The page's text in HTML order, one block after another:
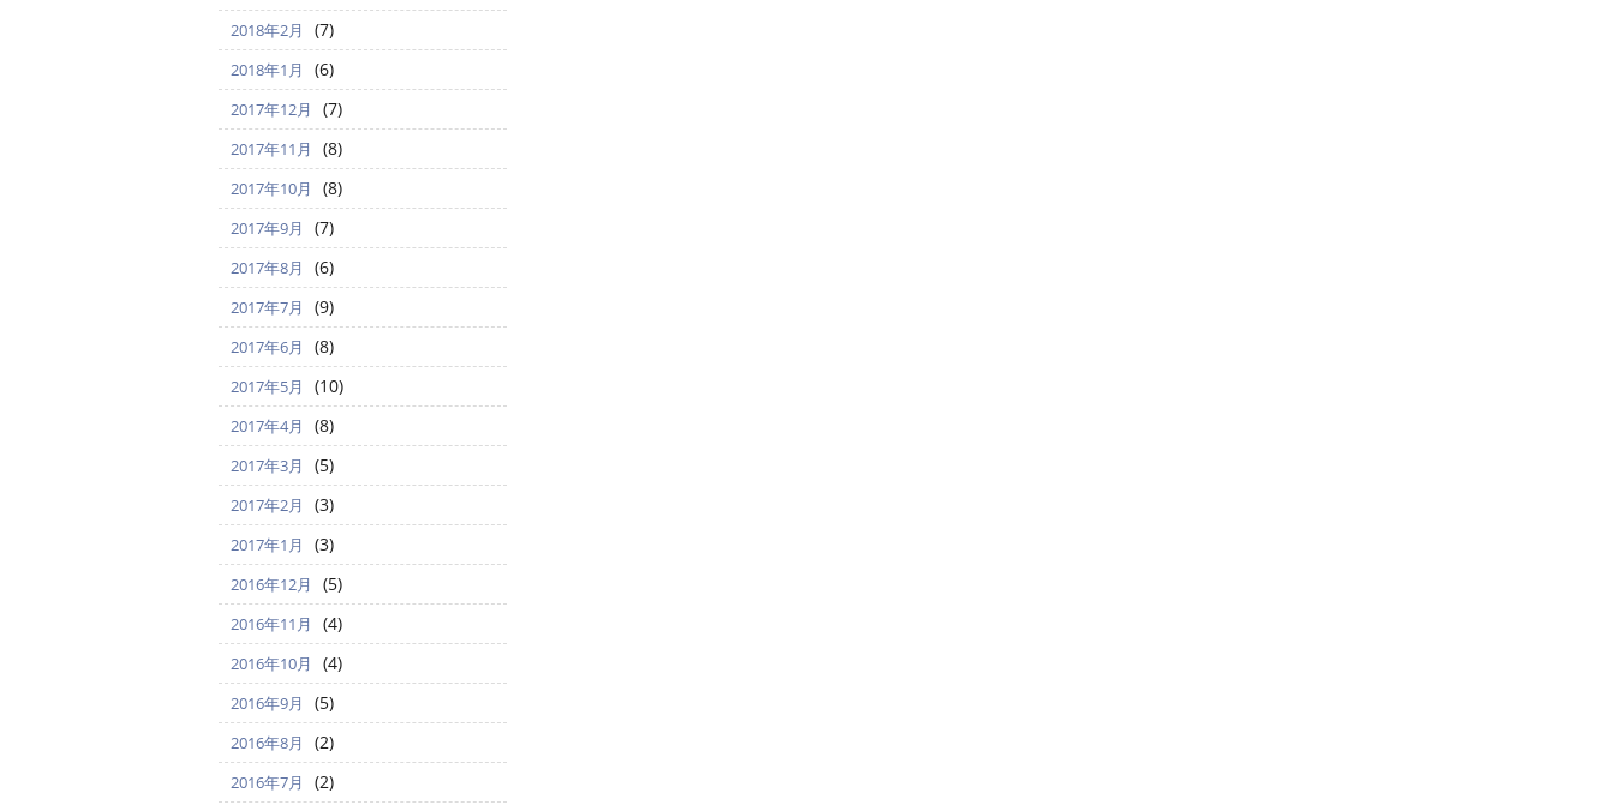
2018年2月 (7)
2018年1月 (6)
2017年12月 (7)
2017年11月 (8)
2017年10月 (8)
2017年9月 (7)
2017年8月 (6)
2017年7月 (9)
2017年6月 (8)
2017年5月 (10)
2017年4月 (8)
2017年3月 (5)
2017年2月 (3)
2017年1月 (3)
2016年12月 (5)
2016年11月 (4)
2016年10月 (4)
2016年9月 (5)
2016年8月 (2)
2016年7月 (2)